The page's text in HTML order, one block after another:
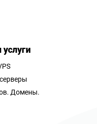
Домены.